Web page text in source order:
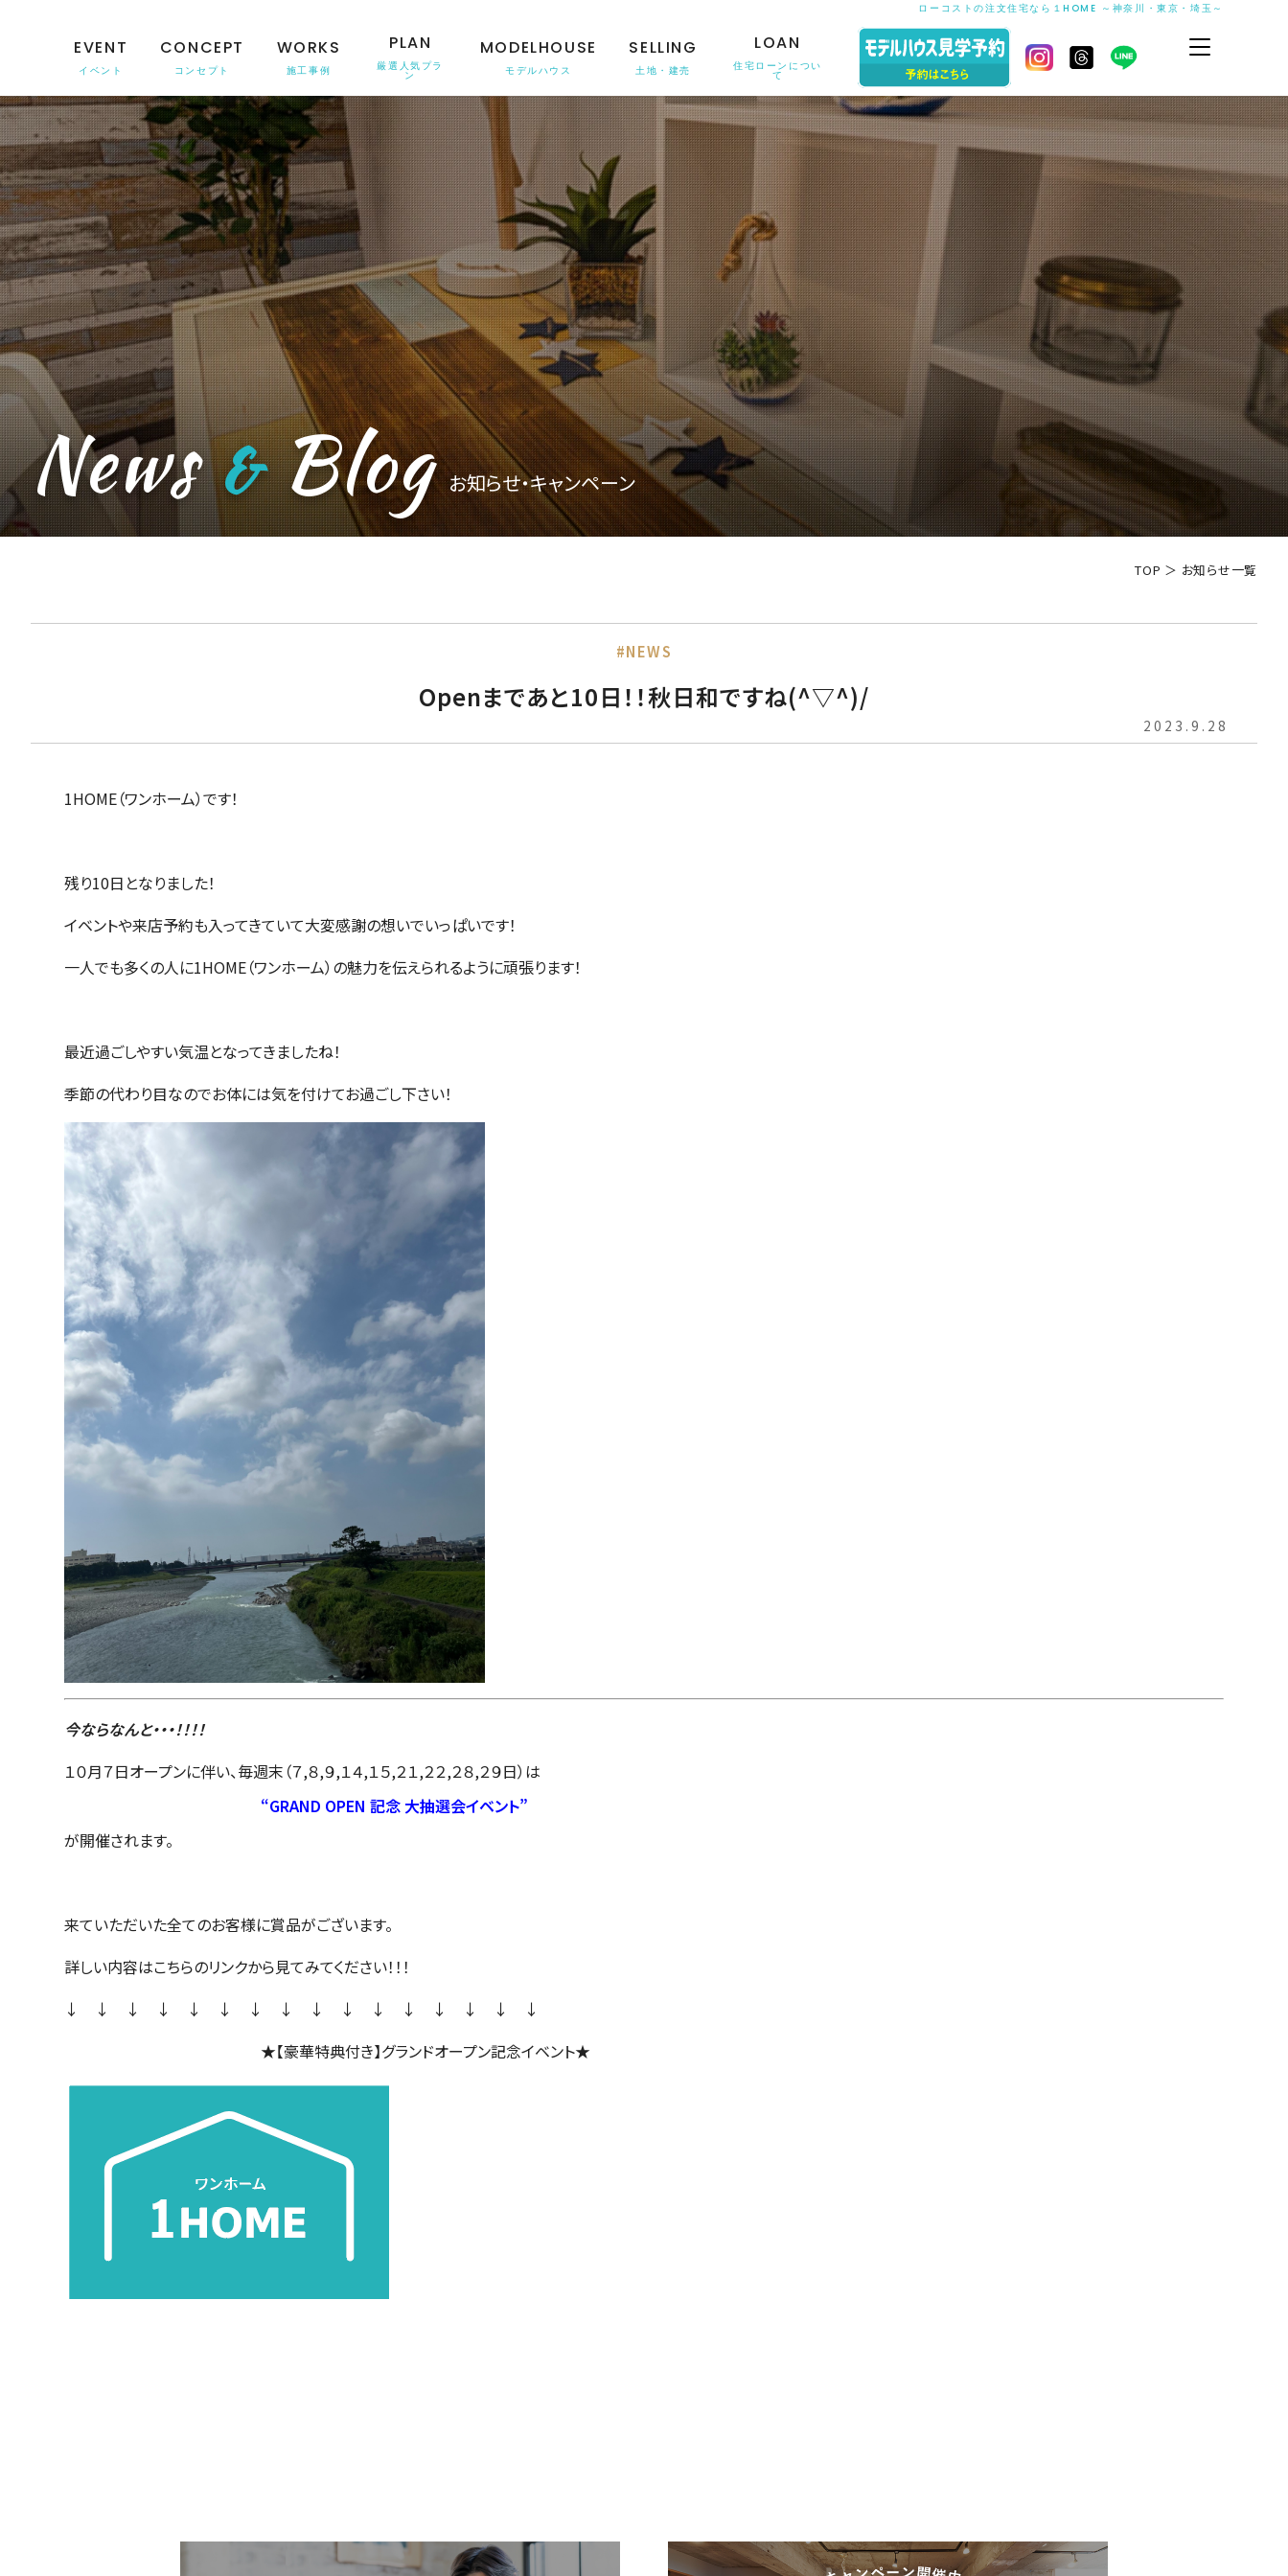
ローコストの注文住宅なら１HOME ～神奈川・東京・埼玉～
EVENT
イベント
CONCEPT
コンセプト
WORKS
施工事例
PLAN
厳選人気プラ
ン
MODELHOUSE
モデルハウス
SELLING
土地・建売
LOAN
住宅ローンについ
て
News&Blog お知らせ・キャンペーン
TOP ＞ お知らせ一覧
#NEWS
Openまであと10日！！秋日和ですね(^▽^)/
2023.9.28
1HOME（ワンホーム）です！
残り10日となりました！
イベントや来店予約も入ってきていて大変感謝の想いでいっぱいです！
一人でも多くの人に1HOME（ワンホーム）の魅力を伝えられるように頑張ります！
最近過ごしやすい気温となってきましたね！
季節の代わり目なのでお体には気を付けてお過ごし下さい！
今ならなんと・・・！！！！
１０月７日オープンに伴い、毎週末（７,８,９,１４,１５,２１,２２,２８,２９日）は
“GRAND OPEN 記念 大抽選会イベント”
が開催されます。
来ていただいた全てのお客様に賞品がございます。
詳しい内容はこちらのリンクから見てみてください！！！
↓ ↓ ↓ ↓ ↓ ↓ ↓ ↓ ↓ ↓ ↓ ↓ ↓ ↓ ↓ ↓
★【豪華特典付き】グランドオープン記念イベント★